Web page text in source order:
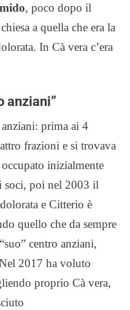
, poco dopo il
a quella che era la
In Cà vera c’era
anziani”
prima ai 4
frazioni e si trovava
inizialmente
soci, poi nel 2003 il
e Citterio è
quello che da sempre
centro anziani,
2017 ha voluto
proprio Cà vera,